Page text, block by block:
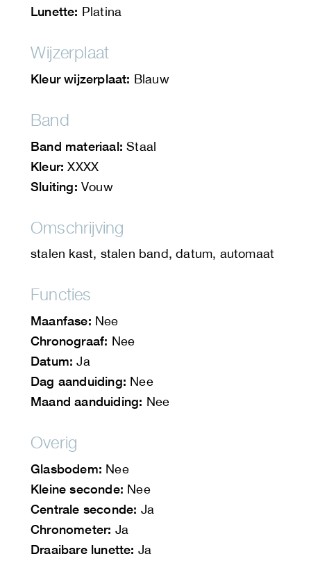
Lunette: Platina
Wijzerplaat
Kleur wijzerplaat: Blauw
Band
Band materiaal: Staal
Kleur: XXXX
Sluiting: Vouw
Omschrijving
stalen kast, stalen band, datum, automaat
Functies
Maanfase: Nee
Chronograaf: Nee
Datum: Ja
Dag aanduiding: Nee
Maand aanduiding: Nee
Overig
Glasbodem: Nee
Kleine seconde: Nee
Centrale seconde: Ja
Chronometer: Ja
Draaibare lunette: Ja